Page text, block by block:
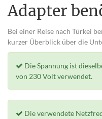
Adapter
Bei einer Reise nach Türkei
kurzer Überblick über die
Die Spannung ist
von 230 Volt verwendet.
Die verwendete